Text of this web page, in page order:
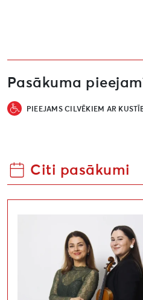
Pasākuma
PIEEJAMS CILVĒKIEM AR
Citi pasākumi